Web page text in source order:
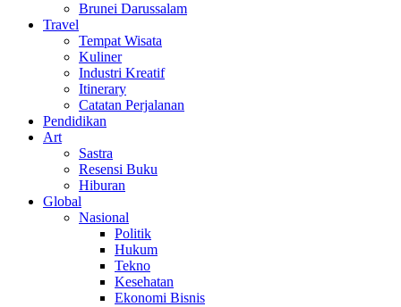
Brunei Darussalam
Travel
Tempat Wisata
Kuliner
Industri Kreatif
Itinerary
Catatan Perjalanan
Pendidikan
Art
Sastra
Resensi Buku
Hiburan
Global
Nasional
Politik
Hukum
Tekno
Kesehatan
Ekonomi Bisnis